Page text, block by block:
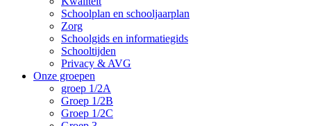
Schoolplan en schooljaarplan
Zorg
Schoolgids en informatiegids
Schooltijden
Privacy & AVG
Onze groepen
groep 1/2A
Groep 1/2B
Groep 1/2C